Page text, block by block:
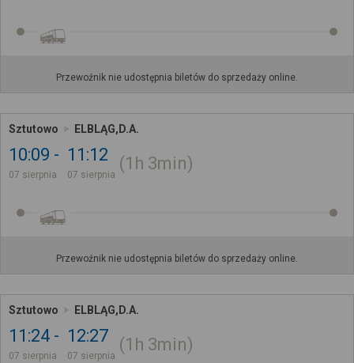
Przewoźnik nie udostępnia biletów do sprzedaży online.
Sztutowo ELBLĄG,D.A.
10:09
07 sierpnia
11:12
07 sierpnia
1h 3min
Przewoźnik nie udostępnia biletów do sprzedaży online.
Sztutowo ELBLĄG,D.A.
11:24
07 sierpnia
12:27
07 sierpnia
1h 3min